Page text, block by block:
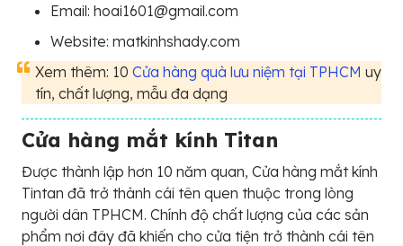
Email: hoai1601@gmail.com
Website: matkinhshady.com
Xem thêm: 10 Cửa hàng quà lưu niệm tại TPHCM uy
tín, chất lượng, mẫu đa dạng
Cửa hàng mắt kính Titan
Được thành lập hơn 10 năm quan, Cửa hàng mắt kính
Tintan đã trở thành cái tên quen thuộc trong lòng
người dân TPHCM. Chính độ chất lượng của các sản
phẩm nơi đây đã khiến cho cửa tiện trở thành cái tên